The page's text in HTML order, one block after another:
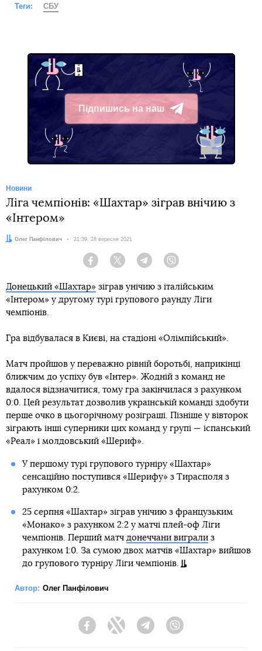
Теги: СБУ
Підпишись на наш
Telegram
Новини
Ліга чемпіонів: «Шахтар» зіграв внічию з
«Інтером»
Автор:
Олег Панфілович Дата:
21:39, 28 вересня 2021
Facebook Twitter Telegram
Донецький «Шахтар» зіграв унічию з італійським
«Інтером» у другому турі групового раунду Ліги
чемпіонів.
Гра відбувалася в Києві, на стадіоні «Олімпійський».
Матч пройшов у переважно рівній боротьбі, наприкінці
ближчим до успіху був «Інтер». Жодній з команд не
вдалося відзначитися, тому гра закінчилася з рахунком
0:0. Цей результат дозволив українській команді здобути
перше очко в цьогорічному розіграші. Пізніше у вівторок
зіграють інші суперники цих команд у групі — іспанський
«Реал» і молдовський «Шериф».
У першому турі групового турніру «Шахтар»
сенсаційно поступився «Шерифу» з Тирасполя з
рахунком 0:2.
25 серпня «Шахтар» зіграв унічию з французьким
«Монако» з рахунком 2:2 у матчі плей-оф Ліги
чемпіонів. Перший матч донеччани вигрализ
рахунком 1:0. За сумою двох матчів «Шахтар» вийшов
до групового турніру Ліги чемпіонів.
Автор: Олег Панфілович
FacebookTwitter Telegram